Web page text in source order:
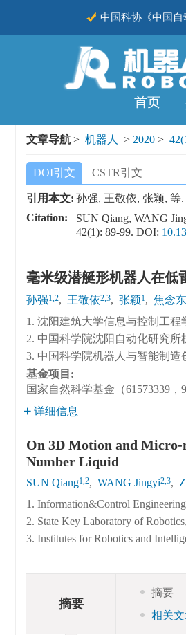
中国科协《中国自
CSCD
首页
文章导航 > 机器人 > 2020 >
DOI引文 CSTR引文
引用本文: 孙强, 王敬依, 张颖, 等
Citation:
SUN Qiang, WANG
42(1): 89-99. DOI:
毫米级潜艇形机器人在低
孙强1,2, 王敬依2,3, 张颖1, 焦念东
1. 沈阳建筑大学信息与控制工程
2. 中国科学院沈阳自动化研究所
3. 中国科学院机器人与智能制造
基金项目:
国家自然科学基金（61573339，
详细信息
On 3D Motion and
Number Liquid
SUN Qiang1,2, WANG Jingyi2,3,
1. Information&Control
2. State Key Laboratory of
3. Institutes for Robotics and
摘要
摘要
相关